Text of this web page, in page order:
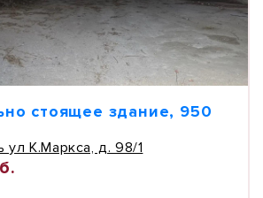
стоящее здание, 950
ул К.Маркса, д. 98/1